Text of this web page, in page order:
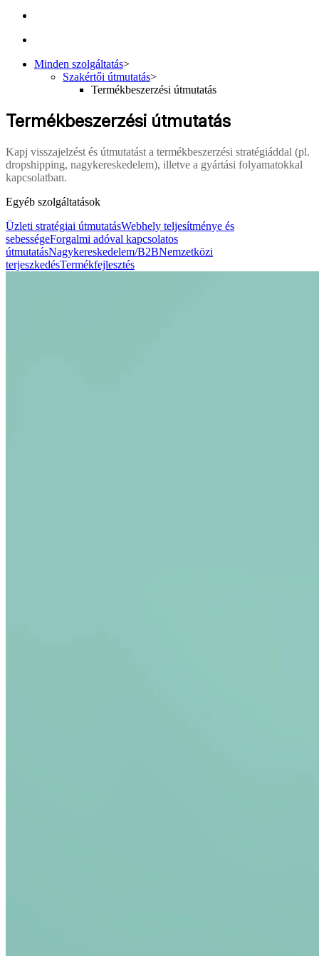
Minden szolgáltatás>
Szakértői útmutatás>
Termékbeszerzési útmutatás
Termékbeszerzési útmutatás
Kapj visszajelzést és útmutatást a termékbeszerzési stratégiáddal (pl.
dropshipping, nagykereskedelem), illetve a gyártási folyamatokkal
kapcsolatban.
Egyéb szolgáltatások
Üzleti stratégiai útmutatásWebhely teljesítménye és
sebességeForgalmi adóval kapcsolatos
útmutatásNagykereskedelem/B2BNemzetközi
terjeszkedésTermékfejlesztés